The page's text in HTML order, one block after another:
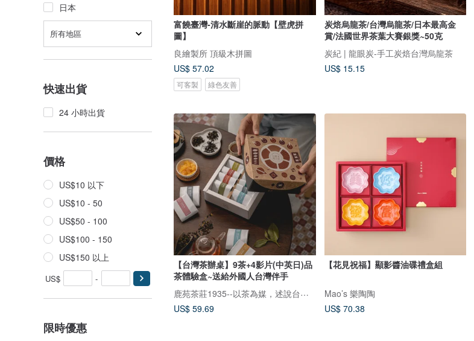
日本
所有地區
快速出貨
24 小時出貨
價格
US$10 以下
US$10 - 50
US$50 - 100
US$100 - 150
US$150 以上
US$ -
限時優惠
富饒臺灣-清水斷崖的脈動【壁虎拼
圖】
良繪製所 頂級木拼圖
US$ 57.02
可客製 綠色友善
炭焙烏龍茶/台灣烏龍茶/日本最高金
賞/法國世界茶葉大賽銀獎~50克
炭紀 | 龍眼炭-手工炭焙台灣烏龍茶
US$ 15.15
【台灣茶辦桌】9茶+4影片(中英日)品
茶體驗盒~送給外國人台灣伴手
鹿苑茶莊1935--以茶為媒，述說台灣島嶼的故事與溫暖
US$ 59.69
【花見祝福】顯影醬油碟禮盒組
Mao’s 樂陶陶
US$ 70.38